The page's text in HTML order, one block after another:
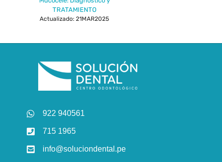
TRATAMIENTO
Actualizado: 21MAR2025
922 940561
715 1965
info@soluciondental.pe